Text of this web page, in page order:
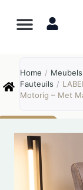
Home / Meubels
Fauteuils /
Motorig – Met
Online